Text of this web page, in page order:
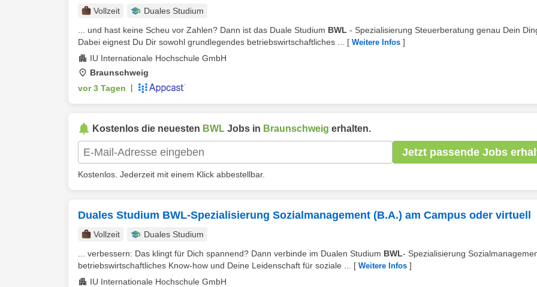
Vollzeit
Duales Studium
... und hast keine Scheu vor Zahlen? Dann ist das Duale Studium BWL - Spezialisierung Steuerberatung genau Dein
Dabei eignest Du Dir sowohl grundlegendes betriebswirtschaftliches ...
[ Weitere Infos ]
IU Internationale Hochschule GmbH
Braunschweig
vor 3 Tagen
Kostenlos die neuesten BWL Jobs in Braunschweig erhalten.
Jetzt passende Jobs
Kostenlos. Jederzeit mit einem Klick abbestellbar.
Duales Studium BWL-Spezialisierung Sozialmanagement (B.A.) am Campus oder virtuell
Vollzeit
Duales Studium
... verbessern: Das klingt für Dich spannend? Dann verbinde im Dualen Studium BWL- Spezialisierung
betriebswirtschaftliches Know-how und Deine Leidenschaft für soziale ...
[ Weitere Infos ]
IU Internationale Hochschule GmbH